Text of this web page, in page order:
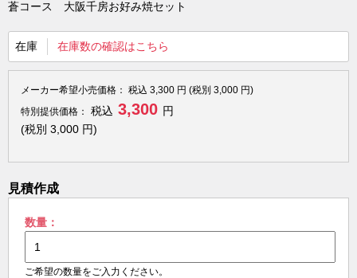
蒼コース 大阪千房お好み焼セット
在庫 在庫数の確認はこちら
メーカー希望小売価格： 税込 3,300 円 (税別 3,000 円)
特別提供価格：
税込 3,300 円
(税別 3,000 円)
見積作成
数量：
ご希望の数量をご入力ください。